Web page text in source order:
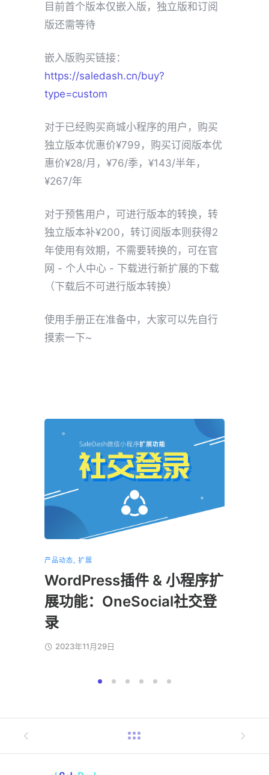
目前首个版本仅嵌入版，独立版和订阅
版还需等待
嵌入版购买链接：
https://saledash.cn/buy?
type=custom
对于已经购买商城小程序的用户，购买
独立版本优惠价¥799，购买订阅版本优
惠价¥28/月，¥76/季，¥143/半年，
¥267/年
对于预售用户，可进行版本的转换，转
独立版本补¥200，转订阅版本则获得2
年使用有效期，不需要转换的，可在官
网 - 个人中心 - 下载进行新扩展的下载
（下载后不可进行版本转换）
使用手册正在准备中，大家可以先自行
摸索一下~
产品动态, 扩展
WordPress插件 & 小程序扩
展功能：OneSocial社交登
录
2023年11月29日